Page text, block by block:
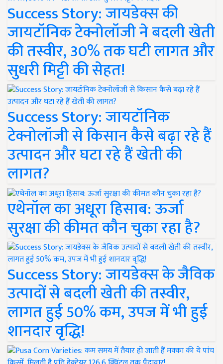
Success Story: जायडेक्स की
जायटॉनिक टेक्नोलॉजी ने बदली खेती
की तस्वीर, 30% तक घटी लागत और
सुधरी मिट्टी की सेहत!
Success Story: जायटॉनिक
टेक्नोलॉजी से किसान कैसे बढ़ा रहे हैं
उत्पादन और घटा रहे हैं खेती की
लागत?
एथेनॉल का अधूरा हिसाब: ऊर्जा
सुरक्षा की कीमत कौन चुका रहा है?
Success Story: जायडेक्स के जैविक
उत्पादों से बदली खेती की तस्वीर,
लागत हुई 50% कम, उपज में भी हुई
शानदार वृद्धि!